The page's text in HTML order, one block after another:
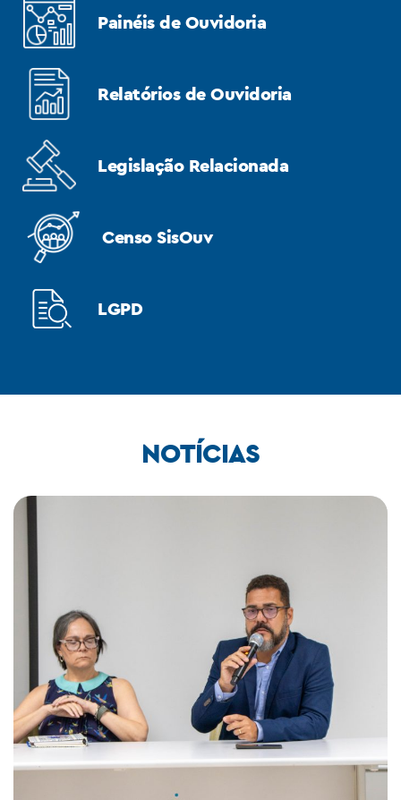
Painéis de Ouvidoria
Relatórios de Ouvidoria
Legislação Relacionada
Censo SisOuv
LGPD
NOTÍCIAS